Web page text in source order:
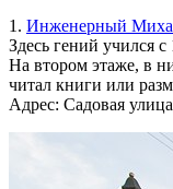
1. Инженерный
Здесь гений учился с
На втором этаже, в
читал книги или
Адрес: Садовая